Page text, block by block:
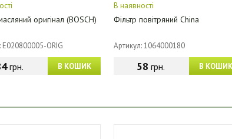
оригінал (BOSCH)
E020800005-ORIG
В КОШИК
грн.
В наявності
Фільтр повітряний China
Артикул: 1064000180
В КОШИК
58 грн.